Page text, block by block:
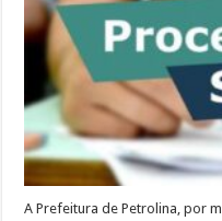
A Prefeitura de Petrolina, por